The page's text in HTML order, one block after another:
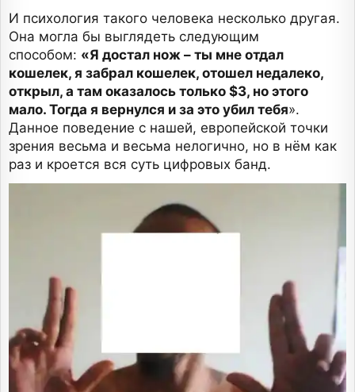
И психология такого человека несколько другая.
Она могла бы выглядеть следующим
способом: «Я достал нож – ты мне отдал
кошелек, я забрал кошелек, отошел недалеко,
открыл, а там оказалось только $3, но этого
мало. Тогда я вернулся и за это убил тебя».
Данное поведение с нашей, европейской точки
зрения весьма и весьма нелогично, но в нём как
раз и кроется вся суть цифровых банд.